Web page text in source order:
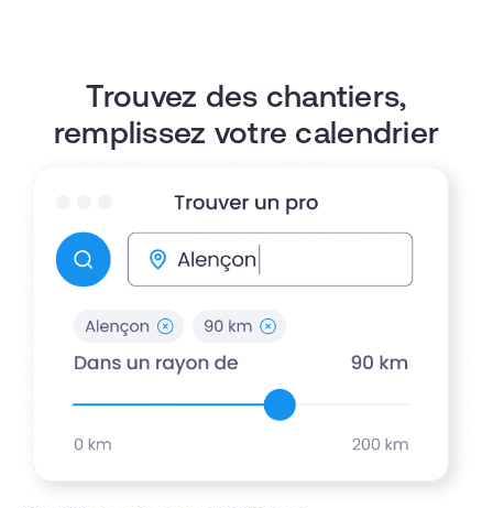
Trouvez des chantiers,
remplissez votre calendrier